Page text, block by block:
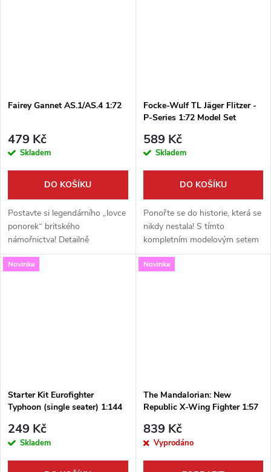
Fairey Gannet AS.1/AS.4 1:72
479 Kč
Skladem
DO KOŠÍKU
Postavte si legendárního „lovce
ponorek“ britského
námořnictva! Detailně
zpracovaný model letounu
Fairey Gannet AS.1/AS.4 v
Focke-Wulf TL Jäger Flitzer -
P-Series 1:72 Model Set
589 Kč
Skladem
DO KOŠÍKU
Ponořte se do historie, která se
nikdy nestala! S tímto
kompletním modelovým setem
od Revell si můžete postavit
fascinující prototyp německé
Novinka
Starter Kit Eurofighter
Typhoon (single seater) 1:144
249 Kč
Skladem
Novinka
The Mandalorian: New
Republic X-Wing Fighter 1:57
839 Kč
Vyprodáno